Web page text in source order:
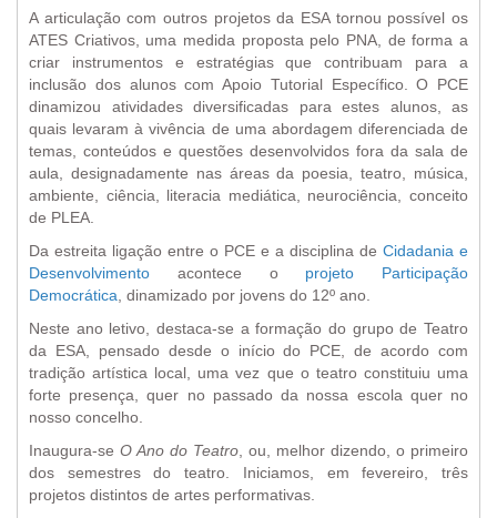
A articulação com outros projetos da ESA tornou possível os
ATES Criativos, uma medida proposta pelo PNA, de forma a
criar instrumentos e estratégias que contribuam para a
inclusão dos alunos com Apoio Tutorial Específico. O PCE
dinamizou atividades diversificadas para estes alunos, as
quais levaram à vivência de uma abordagem diferenciada de
temas, conteúdos e questões desenvolvidos fora da sala de
aula, designadamente nas áreas da poesia, teatro, música,
ambiente, ciência, literacia mediática, neurociência, conceito
de PLEA.
Da estreita ligação entre o PCE e a disciplina de Cidadania e
Desenvolvimento acontece o projeto Participação
Democrática, dinamizado por jovens do 12º ano.
Neste ano letivo, destaca-se a formação do grupo de Teatro
da ESA, pensado desde o início do PCE, de acordo com
tradição artística local, uma vez que o teatro constituiu uma
forte presença, quer no passado da nossa escola quer no
nosso concelho.
Inaugura-se O Ano do Teatro, ou, melhor dizendo, o primeiro
dos semestres do teatro. Iniciamos, em fevereiro, três
projetos distintos de artes performativas.